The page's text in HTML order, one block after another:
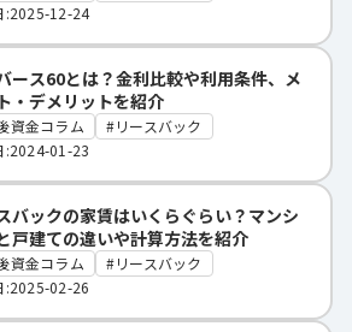
:2025-12-24
ース60とは？金利比較や利用条件、メ
・デメリットを紹介
資金コラム
リースバック
:2024-01-23
バックの家賃はいくらぐらい？マンシ
戸建ての違いや計算方法を紹介
資金コラム
リースバック
:2025-02-26